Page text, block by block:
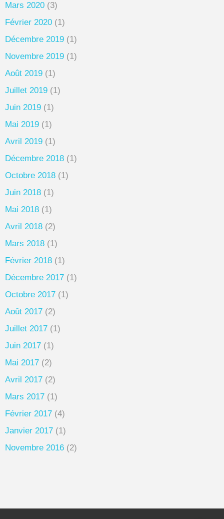
Mars 2020 (3)
Février 2020 (1)
Décembre 2019 (1)
Novembre 2019 (1)
Août 2019 (1)
Juillet 2019 (1)
Juin 2019 (1)
Mai 2019 (1)
Avril 2019 (1)
Décembre 2018 (1)
Octobre 2018 (1)
Juin 2018 (1)
Mai 2018 (1)
Avril 2018 (2)
Mars 2018 (1)
Février 2018 (1)
Décembre 2017 (1)
Octobre 2017 (1)
Août 2017 (2)
Juillet 2017 (1)
Juin 2017 (1)
Mai 2017 (2)
Avril 2017 (2)
Mars 2017 (1)
Février 2017 (4)
Janvier 2017 (1)
Novembre 2016 (2)